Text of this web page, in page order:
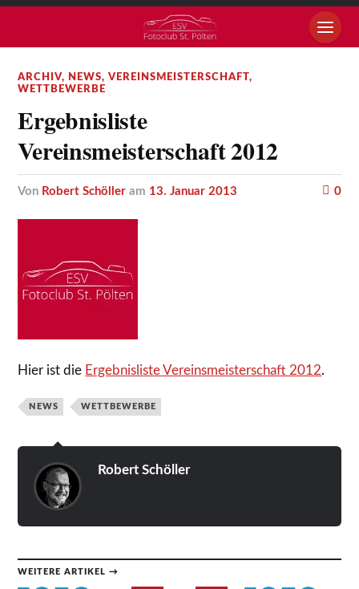
ARCHIV, NEWS,VEREINSMEISTERSCHAFT,
WETTBEWERBE
Ergebnisliste
Vereinsmeisterschaft 2012
von Robert Schöller am 13. Januar 2013 0
Hier ist die Ergebnisliste Vereinsmeisterschaft 2012.
NEWS WETTBEWERBE
Robert Schöller
WEITERE ARTIKEL →